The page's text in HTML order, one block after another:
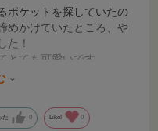
ポケットを探していたの
めかけていたところ、や
た！
とても可愛いです
違いかさばらないので外
た 0 Like! 0